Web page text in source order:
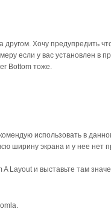
другом. Хочу предупредить
если у вас установлен в
Bottom тоже.
использовать в
ширину экрана и у нее нет
Layout и выставьте там